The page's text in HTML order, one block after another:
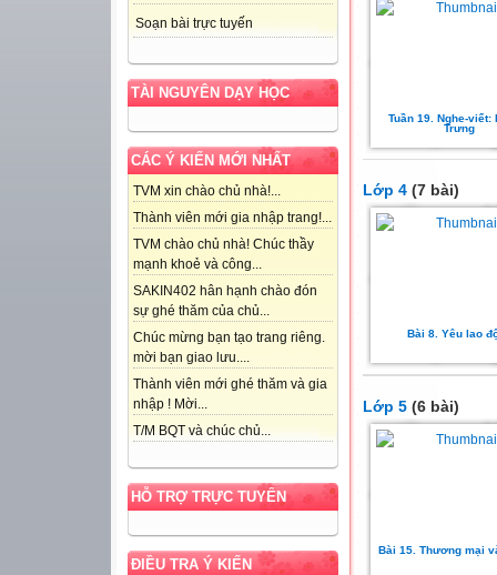
Soạn bài trực tuyến
TÀI NGUYÊN DẠY HỌC
CÁC Ý KIẾN MỚI NHẤT
TVM xin chào chủ nhà!...
Thành viên mới gia nhập trang!...
TVM chào chủ nhà! Chúc thầy
mạnh khoẻ và công...
SAKIN402 hân hạnh chào đón
sự ghé thăm của chủ...
Chúc mừng bạn tạo trang riêng.
mời bạn giao lưu....
Thành viên mới ghé thăm và gia
nhập ! Mời...
T/M BQT và chúc chủ...
HỖ TRỢ TRỰC TUYẾN
ĐIỀU TRA Ý KIẾN
Tuần 19. Nghe-viết:
Trưng
Lớp 4 (7 bài)
Bài 8. Yêu lao
Lớp 5 (6 bài)
Bài 15. Thương mại